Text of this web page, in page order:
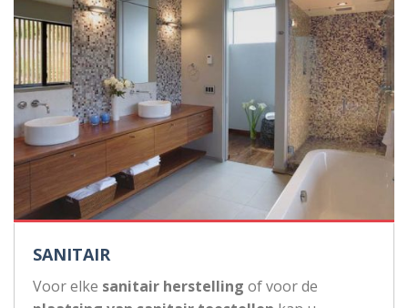
SANITAIR
Voor elke sanitair herstelling of voor de